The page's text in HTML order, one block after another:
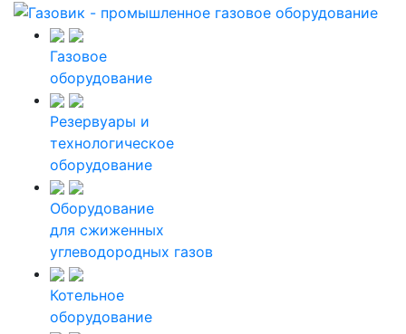
Газовое
оборудование
Резервуары и
технологическое
оборудование
Оборудование
для сжиженных
углеводородных газов
Котельное
оборудование